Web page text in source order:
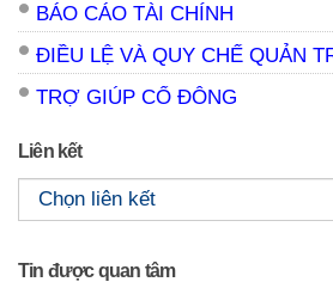
BÁO CÁO TÀI CHÍNH
ĐIỀU LỆ VÀ QUY CHẾ QUẢN
TRỢ GIÚP CỔ ĐÔNG
Liên kết
Tin được quan tâm